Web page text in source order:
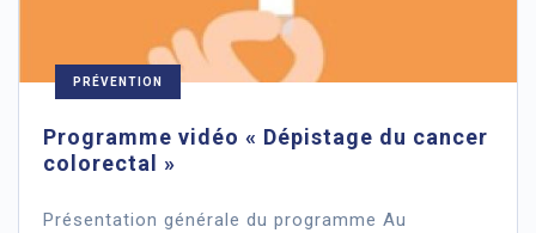
PRÉVENTION
Programme vidéo « Dépistage du cancer
colorectal »
Présentation générale du programme Au